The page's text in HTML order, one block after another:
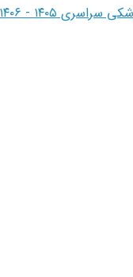
۱۴۰۵ - ۱۴۰۶